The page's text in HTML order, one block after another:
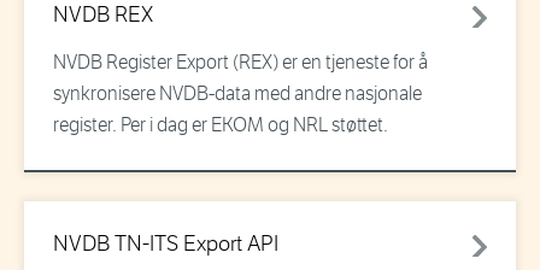
NVDB REX
NVDB Register Export (REX) er en tjeneste for å
synkronisere NVDB-data med andre nasjonale
register. Per i dag er EKOM og NRL støttet.
NVDB TN-ITS Export API